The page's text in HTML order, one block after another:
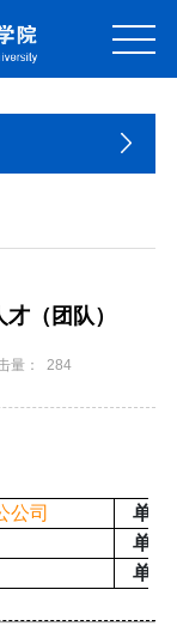
（团队）
量： 284
公司
单位
单位
单位